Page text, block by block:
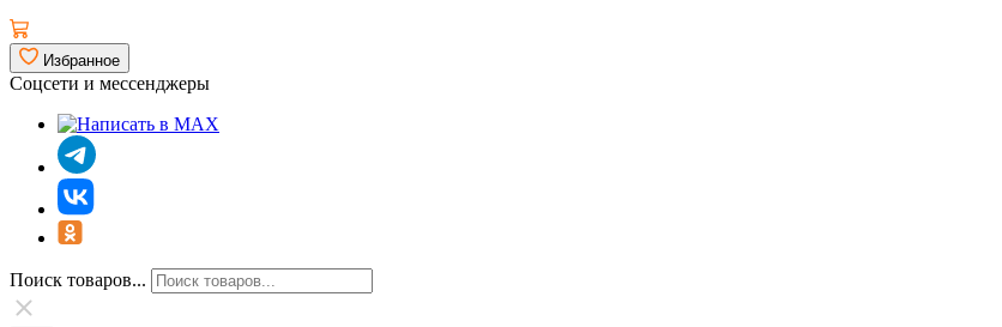
Избранное
Соцсети и мессенджеры
Поиск товаров...